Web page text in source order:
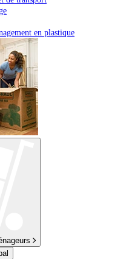
en plastique